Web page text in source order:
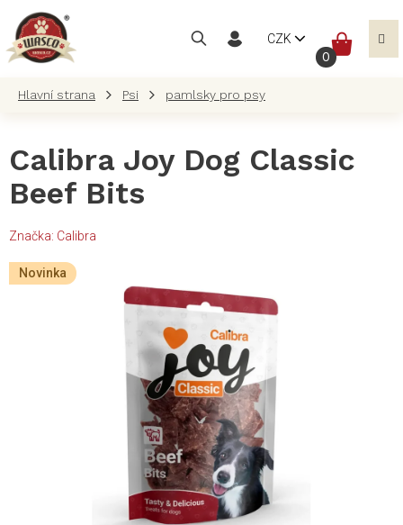
obsah
CZK
Psi pamlsky pro psy
Calibra Joy Dog Classic
Beef Bits
Značka: Calibra
Novinka